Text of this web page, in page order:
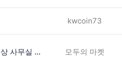
kwcoin73
**둘루스 107번 Exit.[2분] Satellite 선상 사무실 방 렌트 합니다 (2 Available ) 모두의 마켓